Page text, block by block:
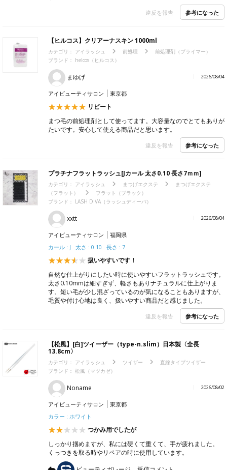
違反を報告 参考になった
【ヒルコス】クリアーナスキン 1000ml
カテゴリ： アイラッシュ 前処理
前処理剤（プライマー）
ブランド： helcos（ヒルコス）
まゆげ 2026/08/04
アイビューティサロン 東京都
リピート
まつ毛の前処理剤として使ってます。大容量なのでとてもありが
たいです。安心して使える商品だと思います。
違反を報告 参考になった
プラチナフラットラッシュ[Jカール 太さ0.10 長さ7ｍｍ]
カテゴリ： アイラッシュ まつげエクステ
まつげエクステ
（フラット）
フラット（ブラック）
ブランド： LASH DIVA（ラッシュディーバ）
xxtt 2026/08/04
アイビューティサロン
福岡県
カール : J 太さ : 0.10 長さ : 7
扱いやすいです！
自然な仕上がりにしたい時に使いやすいフラットラッシュです。
太さ0.10mmは細すぎず、軽さもありナチュラルに仕上がりま
す。短い毛が少し混ざっているのが気になることもありますが、
毛質や付け心地は良く、扱いやすい商品だと感じました。
違反を報告 参考になった
【松風】[白]ツイーザー（type-n.slim）日本製〈全長
13.8cm〉
カテゴリ： アイラッシュ ツイザー
直線タイプツイザー
ブランド： 松風（マツカゼ）
Noname 2026/08/02
アイビューティサロン
東京都
カラー : ホワイト
つかみ用でしたが
しっかり掴めますが、私には硬くて重くて、手が疲れました。
くっつきを取る時やリペアの時に使用しています。